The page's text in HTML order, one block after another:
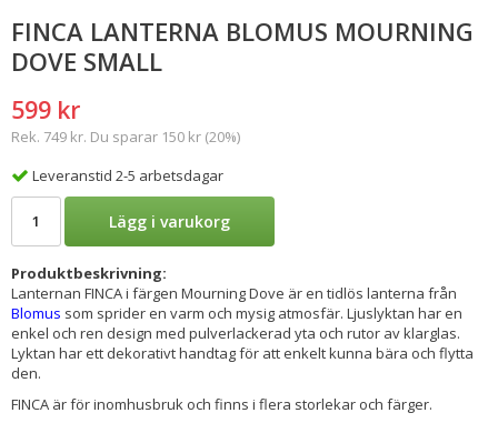
FINCA LANTERNA BLOMUS MOURNING
DOVE SMALL
599 kr
Rek. 749 kr. Du sparar 150 kr (20%)
Leveranstid 2-5 arbetsdagar
Lägg i varukorg
Produktbeskrivning:
Lanternan FINCA i färgen Mourning Dove är en tidlös lanterna från
Blomus som sprider en varm och mysig atmosfär. Ljuslyktan har en
enkel och ren design med pulverlackerad yta och rutor av klarglas.
Lyktan har ett dekorativt handtag för att enkelt kunna bära och flytta
den.
FINCA är för inomhusbruk och finns i flera storlekar och färger.